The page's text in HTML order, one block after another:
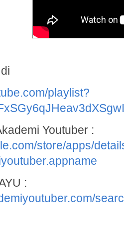
playlist?
Youtuber :
store/apps/
: